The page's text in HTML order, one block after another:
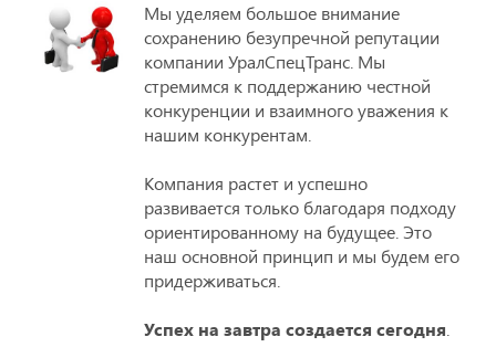
Мы уделяем большое внимание
сохранению безупречной репутации
компании УралСпецТранс. Мы
стремимся к поддержанию честной
конкуренции и взаимного уважения к
нашим конкурентам.
Компания растет и успешно
развивается только благодаря подходу
ориентированному на будущее. Это
наш основной принцип и мы будем его
придерживаться.
Успех на завтра создается сегодня